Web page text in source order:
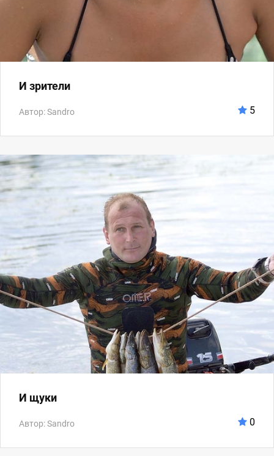
И зрители
Автор: Sandro 5
И щуки
Автор: Sandro 0